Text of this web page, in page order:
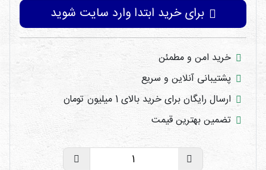
برای خرید ابتدا وارد سایت شوید
خرید امن و مطمئن
پشتیبانی آنلاین و سریع
ارسال رایگان برای خرید بالای 1 میلیون تومان
تضمین بهترین قیمت